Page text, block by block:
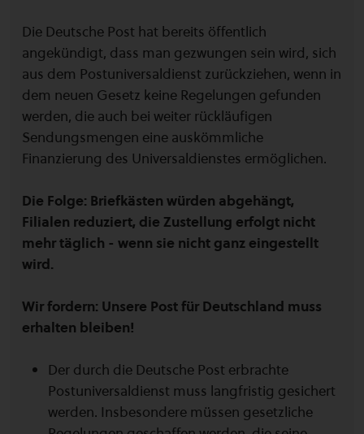
Die Deutsche Post hat bereits öffentlich
angekündigt, dass man gezwungen sein wird, sich
aus dem Postuniversaldienst zurückziehen, wenn in
dem neuen Gesetz keine Regelungen gefunden
werden, die auch bei weiter rückläufigen
Sendungsmengen eine auskömmliche
Finanzierung des Universaldienstes ermöglichen.
Die Folge: Briefkästen würden abgehängt,
Filialen reduziert, die Zustellung erfolgt nicht
mehr täglich - wenn sie nicht ganz eingestellt
wird.
Wir fordern: Unsere Post für Deutschland muss
erhalten bleiben!
Der durch die Deutsche Post erbrachte
Postuniversaldienst muss langfristig gesichert
werden. Insbesondere müssen gesetzliche